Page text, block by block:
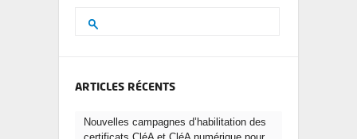
ARTICLES RÉCENTS
Nouvelles campagnes d’habilitation des